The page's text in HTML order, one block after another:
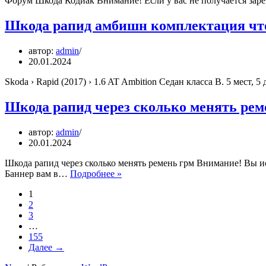
Шкода рапид амбишн комплектация
автор: admin
20.01.2024
Skoda › Rapid (2017) › 1.6 AT Ambition Седан класса B. 5
Шкода рапид через сколько менять
автор: admin
20.01.2024
Шкода рапид через сколько менять ремень грм Внимание! Вы
Баннер вам в… Подробнее »
1
2
3
…
155
Далее →